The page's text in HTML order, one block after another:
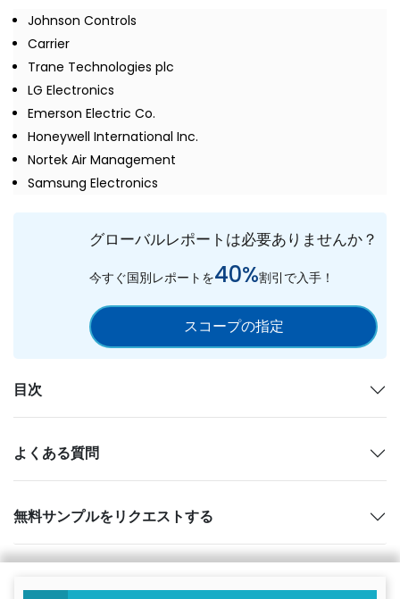
Johnson Controls
Carrier
Trane Technologies plc
LG Electronics
Emerson Electric Co.
Honeywell International Inc.
Nortek Air Management
Samsung Electronics
グローバルレポートは必要ありませんか？
今すぐ国別レポートを40%割引で入手！
スコープの指定
目次
よくある質問
無料サンプルをリクエストする